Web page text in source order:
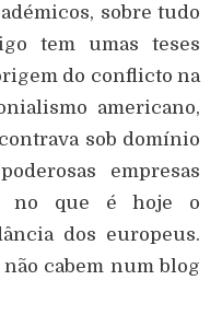
sobre tudo
tem umas teses
do conflicto na
americano,
sob domínio
empresas
no que é hoje o
dos europeus.
cabem num blog